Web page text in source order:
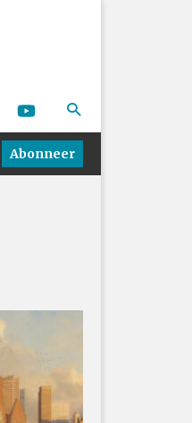
Abonneer